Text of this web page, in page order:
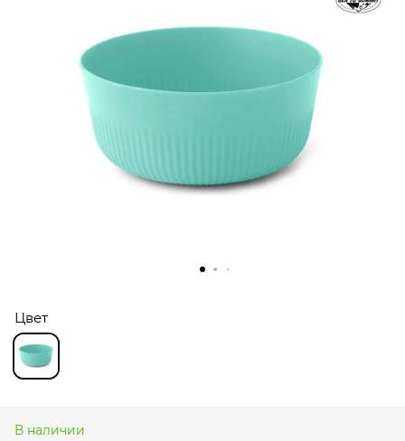
Цвет
В наличии